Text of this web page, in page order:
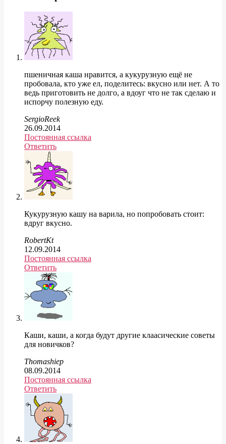
пшеничная каша нравится, а кукурузную ещё не
пробовала, кто уже ел, поделитесь: вкусно или нет. А то
ведь приготовить не долго, а вдоуг что не так сделаю и
испорчу полезную еду.
SergioReek
26.09.2014
Постоянная ссылка
Ответить
Кукурузную кашу на варила, но попробовать стоит:
вдруг вкусно.
RobertKt
12.09.2014
Постоянная ссылка
Ответить
Каши, каши, а когда будут другие клаасические советы
для новичков?
Thomashiep
08.09.2014
Постоянная ссылка
Ответить